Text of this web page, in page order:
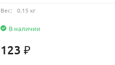
Вес:
0.15 кг
В наличии
123 ₽